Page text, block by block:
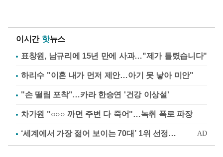
이시간 핫뉴스
표창원, 남규리에 15년 만에 사과…"제가 틀렸습니다"
하리수 "이혼 내가 먼저 제안…아기 못 낳아 미안"
"손 떨림 포착"…카라 한승연 '건강 이상설'
차가원 "○○○ 까면 주변 다 죽어"…녹취 폭로 파장